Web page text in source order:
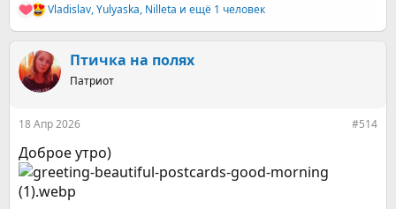
Р
е
к
ц
и
Vladislav,Yulyaska, Nilleta и ещё 1 человек
Птичка на полях
Патриот
18 Апр 2026 #514
Доброе утро)